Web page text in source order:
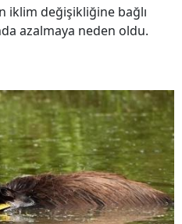
iklim değişikliğine bağlı
azalmaya neden oldu.